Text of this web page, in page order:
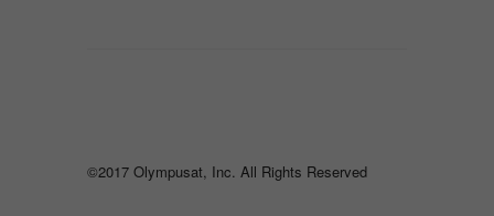
©2017 Olympusat, Inc. All Rights Reserved